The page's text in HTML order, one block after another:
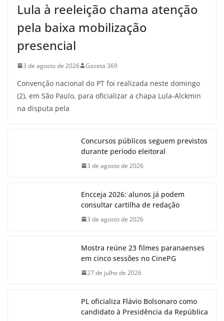
Lula à reeleição chama atenção
pela baixa mobilização
presencial
3 de agosto de 2026 Gazeta 369
Convenção nacional do PT foi realizada neste domingo
(2), em São Paulo, para oficializar a chapa Lula-Alckmin
na disputa pela
Concursos públicos seguem previstos
durante período eleitoral
3 de agosto de 2026
Encceja 2026: alunos já podem
consultar cartilha de redação
3 de agosto de 2026
Mostra reúne 23 filmes paranaenses
em cinco sessões no CinePG
27 de julho de 2026
PL oficializa Flávio Bolsonaro como
candidato à Presidência da República